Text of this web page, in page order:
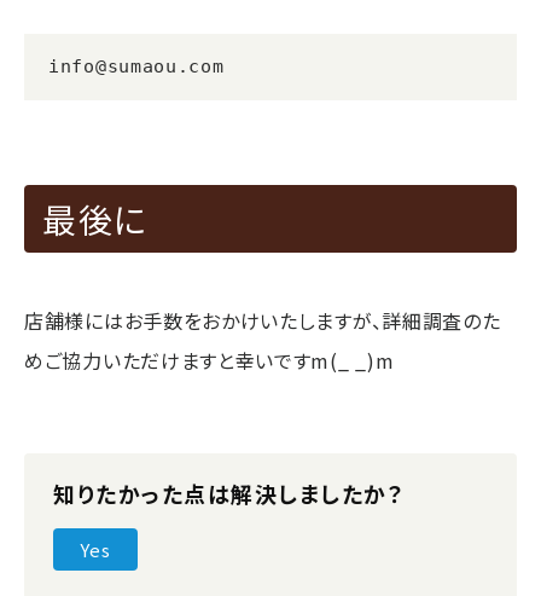
info@sumaou.com
最後に
店舗様にはお手数をおかけいたしますが、詳細調査のた
めご協力いただけますと幸いですm(_ _)m
知りたかった点は解決しましたか？
Yes